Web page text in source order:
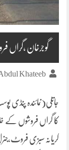
گوجرخان ،گراں
Khateeb
جاتلی(نمائندہ پنڈی
کا گراں فروشوں کے
کریانہ سبزی